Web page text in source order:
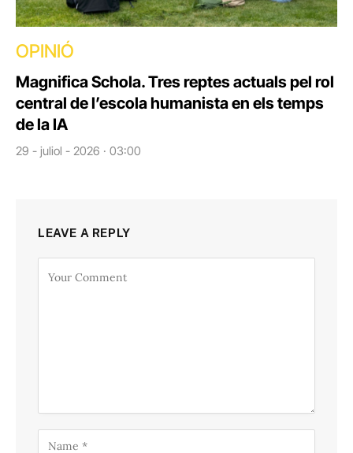
OPINIÓ
Magnifica Schola. Tres reptes actuals pel rol
central de l’escola humanista en els temps
de la IA
29 - juliol - 2026 · 03:00
LEAVE A REPLY